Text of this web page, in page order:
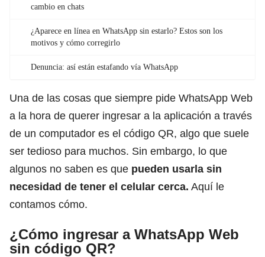
cambio en chats
¿Aparece en línea en WhatsApp sin estarlo? Estos son los
motivos y cómo corregirlo
Denuncia: así están estafando vía WhatsApp
Una de las cosas que siempre pide WhatsApp Web
a la hora de querer ingresar a la aplicación a través
de un computador es el código QR, algo que suele
ser tedioso para muchos. Sin embargo, lo que
algunos no saben es que pueden usarla sin
necesidad de tener el celular cerca. Aquí le
contamos cómo.
¿Cómo ingresar a WhatsApp Web
sin código QR?